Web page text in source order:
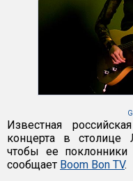
Известная
концерта в столице
чтобы ее
сообщает Boom Bon TV.